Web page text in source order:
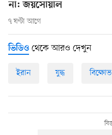
না: জয়সোয়াল
৭ ঘণ্টা আগে
ভিডিও থেকে আরও দেখুন
ইরান যুদ্ধ বিক্ষোভ